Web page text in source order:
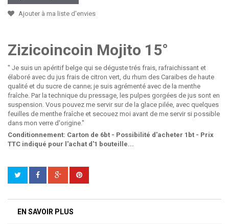
Ajouter à ma liste d'envies
Zizicoincoin Mojito 15°
" Je suis un apéritif belge qui se déguste trés frais, rafraichissant et
élaboré avec du jus frais de citron vert, du rhum des Caraibes de haute
qualité et du sucre de canne; je suis agrémenté avec de la menthe
fraîche. Par la technique du pressage, les pulpes gorgées de jus sont en
suspension. Vous pouvez me servir sur de la glace pilée, avec quelques
feuilles de menthe fraîche et secouez moi avant de me servir si possible
dans mon verre d'origine."
Conditionnement: Carton de 6bt - Possibilité d'acheter 1bt - Prix
TTC indiqué pour l'achat d'1 bouteille...
EN SAVOIR PLUS